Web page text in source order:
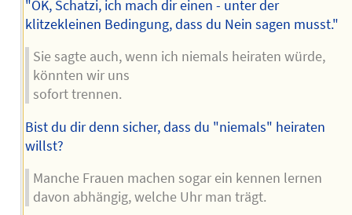
"OK, Schatzi, ich mach dir einen - unter der
klitzekleinen Bedingung, dass du Nein sagen musst."
Sie sagte auch, wenn ich niemals heiraten würde,
könnten wir uns
sofort trennen.
Bist du dir denn sicher, dass du "niemals" heiraten
willst?
Manche Frauen machen sogar ein kennen lernen
davon abhängig, welche Uhr man trägt.